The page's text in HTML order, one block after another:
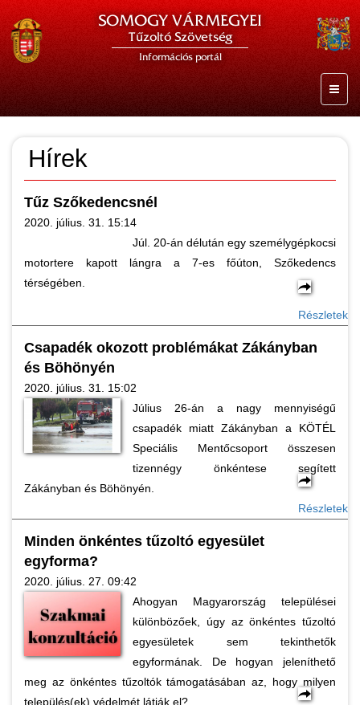
SOMOGY VÁRMEGYEI
Tűzoltó Szövetség
Információs portál
Hírek
Tűz Szőkedencsnél
2020. július. 31. 15:14
Júl. 20-án délután egy személygépkocsi
motortere kapott lángra a 7-es főúton, Szőkedencs
térségében.
Részletek
Csapadék okozott problémákat Zákányban
és Böhönyén
2020. július. 31. 15:02
Július 26-án a nagy mennyiségű
csapadék miatt Zákányban a KÖTÉL
Speciális Mentőcsoport összesen
tizennégy önkéntese segített
Zákányban és Böhönyén.
Részletek
Minden önkéntes tűzoltó egyesület
egyforma?
2020. július. 27. 09:42
Ahogyan Magyarország települései
különbözőek, úgy az önkéntes tűzoltó
egyesületek sem tekinthetők
egyformának. De hogyan jeleníthető
meg az önkéntes tűzoltók támogatásában az, hogy milyen
település(ek) védelmét látják el?